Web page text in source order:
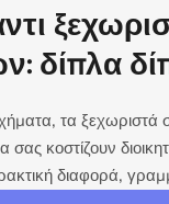
δίπλα
τα ξεχωριστά
κοστίζουν
διαφορά,